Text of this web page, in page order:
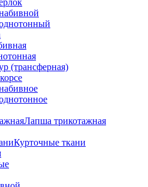
(трансферная)
Лапша трикотажная
Курточные ткани